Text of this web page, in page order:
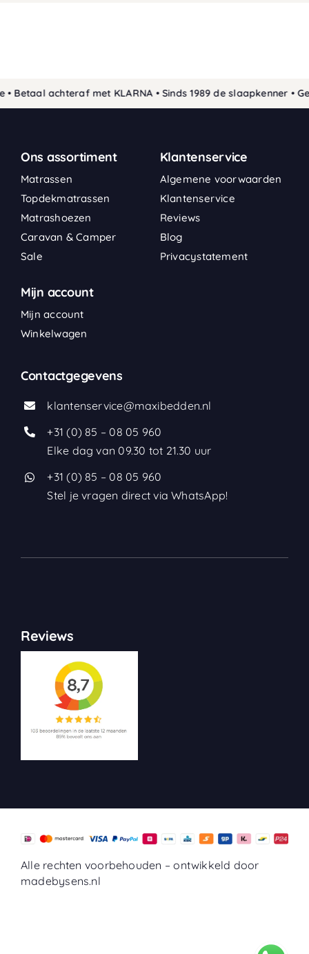
achteraf met KLARNA • Sinds 1989 de slaapkenner •
Ons assortiment
Matrassen
Topdekmatrassen
Matrashoezen
Caravan & Camper
Sale
Klantenservice
Algemene voorwaarden
Klantenservice
Reviews
Blog
Privacystatement
Mijn account
Mijn account
Winkelwagen
Contactgegevens
klantenservice@maxibedden.nl
+31 (0) 85 – 08 05 960
Elke dag van 09.30 tot 21.30 uur
+31 (0) 85 – 08 05 960
Stel je vragen direct via WhatsApp!
Reviews
Alle rechten voorbehouden –ontwikkeld door
madebysens.nl